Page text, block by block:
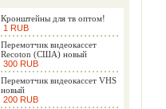
Кронштейны для тв оптом!
1 RUB
Перемотчик видеокассет
Recoton (США) новый
300 RUB
Перемотчик видеокассет VHS
новый
200 RUB